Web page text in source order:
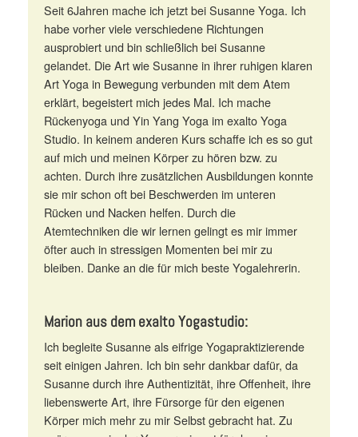
Seit 6Jahren mache ich jetzt bei Susanne Yoga. Ich
habe vorher viele verschiedene Richtungen
ausprobiert und bin schließlich bei Susanne
gelandet. Die Art wie Susanne in ihrer ruhigen klaren
Art Yoga in Bewegung verbunden mit dem Atem
erklärt, begeistert mich jedes Mal. Ich mache
Rückenyoga und Yin Yang Yoga im exalto Yoga
Studio. In keinem anderen Kurs schaffe ich es so gut
auf mich und meinen Körper zu hören bzw. zu
achten. Durch ihre zusätzlichen Ausbildungen konnte
sie mir schon oft bei Beschwerden im unteren
Rücken und Nacken helfen. Durch die
Atemtechniken die wir lernen gelingt es mir immer
öfter auch in stressigen Momenten bei mir zu
bleiben. Danke an die für mich beste Yogalehrerin.
Marion aus dem exalto Yogastudio:
Ich begleite Susanne als eifrige Yogapraktizierende
seit einigen Jahren. Ich bin sehr dankbar dafür, da
Susanne durch ihre Authentizität, ihre Offenheit, ihre
liebenswerte Art, ihre Fürsorge für den eigenen
Körper mich mehr zu mir Selbst gebracht hat. Zu